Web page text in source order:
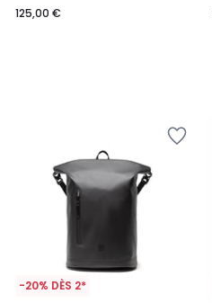
125,00 €
-20% DÈS 2*